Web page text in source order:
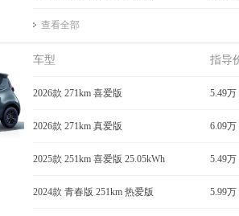
查看全部
车型 指导
2026款 271km 喜爱版 5.49万
2026款 271km 真爱版 6.09万
2025款 251km 喜爱版 25.05kWh 5.49万
2024款 青春版 251km 热爱版 5.99万